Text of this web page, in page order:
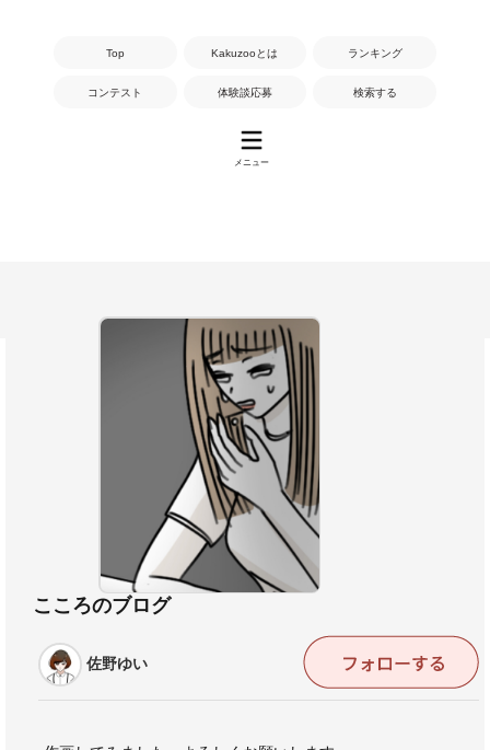
Top Kakuzooとは ランキング
コンテスト 体験談応募 検索する
メニュー
こころのブログ
佐野ゆい